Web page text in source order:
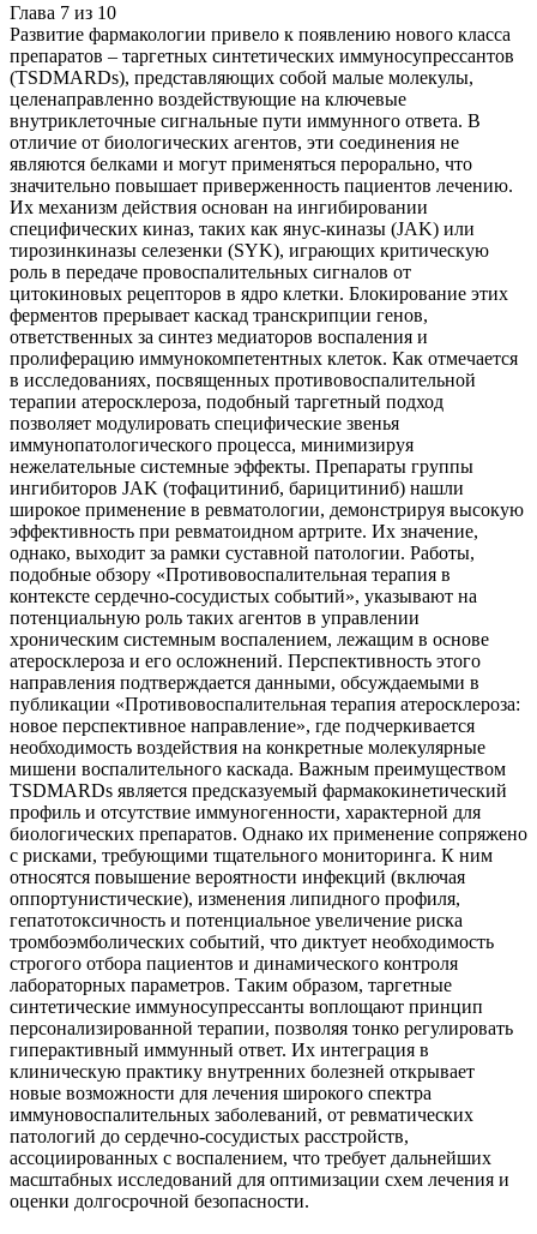
Глава 7 из 10
Развитие фармакологии привело к появлению нового класса
препаратов – таргетных синтетических иммуносупрессантов
(TSDMARDs), представляющих собой малые молекулы,
целенаправленно воздействующие на ключевые
внутриклеточные сигнальные пути иммунного ответа. В
отличие от биологических агентов, эти соединения не
являются белками и могут применяться перорально, что
значительно повышает приверженность пациентов лечению.
Их механизм действия основан на ингибировании
специфических киназ, таких как янус-киназы (JAK) или
тирозинкиназы селезенки (SYK), играющих критическую
роль в передаче провоспалительных сигналов от
цитокиновых рецепторов в ядро клетки. Блокирование этих
ферментов прерывает каскад транскрипции генов,
ответственных за синтез медиаторов воспаления и
пролиферацию иммунокомпетентных клеток. Как отмечается
в исследованиях, посвященных противовоспалительной
терапии атеросклероза, подобный таргетный подход
позволяет модулировать специфические звенья
иммунопатологического процесса, минимизируя
нежелательные системные эффекты. Препараты группы
ингибиторов JAK (тофацитиниб, барицитиниб) нашли
широкое применение в ревматологии, демонстрируя высокую
эффективность при ревматоидном артрите. Их значение,
однако, выходит за рамки суставной патологии. Работы,
подобные обзору «Противовоспалительная терапия в
контексте сердечно-сосудистых событий», указывают на
потенциальную роль таких агентов в управлении
хроническим системным воспалением, лежащим в основе
атеросклероза и его осложнений. Перспективность этого
направления подтверждается данными, обсуждаемыми в
публикации «Противовоспалительная терапия атеросклероза:
новое перспективное направление», где подчеркивается
необходимость воздействия на конкретные молекулярные
мишени воспалительного каскада. Важным преимуществом
TSDMARDs является предсказуемый фармакокинетический
профиль и отсутствие иммуногенности, характерной для
биологических препаратов. Однако их применение сопряжено
с рисками, требующими тщательного мониторинга. К ним
относятся повышение вероятности инфекций (включая
оппортунистические), изменения липидного профиля,
гепатотоксичность и потенциальное увеличение риска
тромбоэмболических событий, что диктует необходимость
строгого отбора пациентов и динамического контроля
лабораторных параметров. Таким образом, таргетные
синтетические иммуносупрессанты воплощают принцип
персонализированной терапии, позволяя тонко регулировать
гиперактивный иммунный ответ. Их интеграция в
клиническую практику внутренних болезней открывает
новые возможности для лечения широкого спектра
иммуновоспалительных заболеваний, от ревматических
патологий до сердечно-сосудистых расстройств,
ассоциированных с воспалением, что требует дальнейших
масштабных исследований для оптимизации схем лечения и
оценки долгосрочной безопасности.